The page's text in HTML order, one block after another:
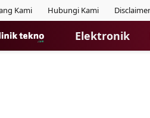
Kami Hubungi Kami Disclaimer
Elektronik